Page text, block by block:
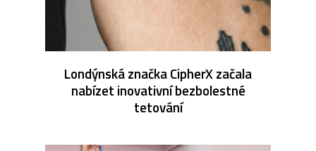
Londýnská značka CipherX začala
nabízet inovativní bezbolestné
tetování